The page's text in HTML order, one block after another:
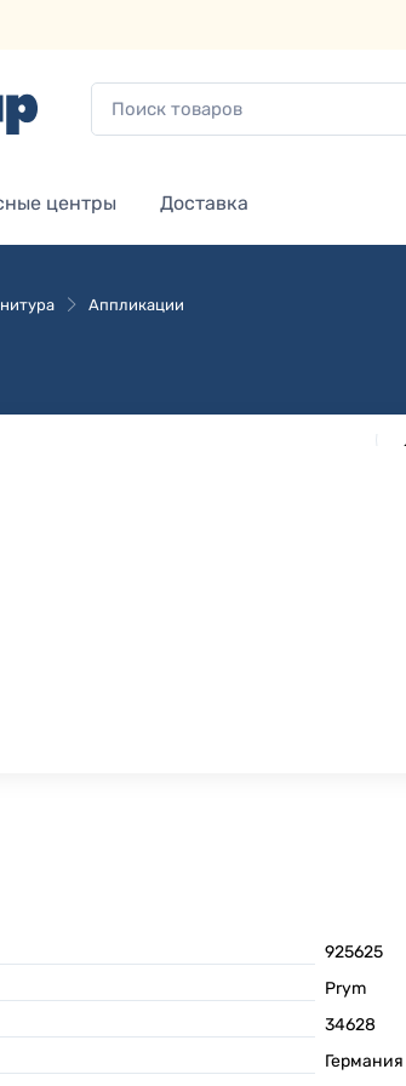
центры Доставка
Аппликации
925625
Prym
34628
Германия